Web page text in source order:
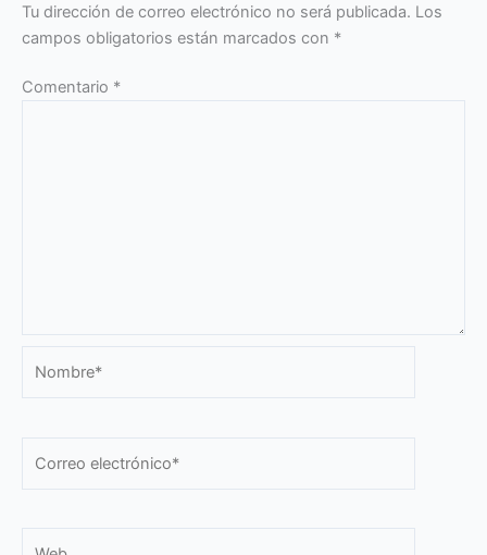
Tu dirección de correo electrónico no será publicada. Los
campos obligatorios están marcados con *
Comentario *
electrónico*